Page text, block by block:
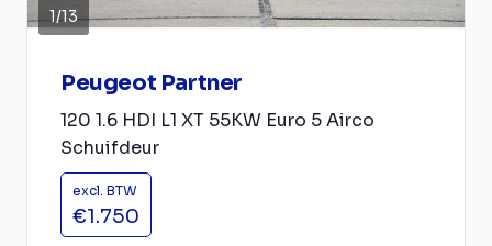
1/13
Peugeot Partner
120 1.6 HDI L1 XT 55KW Euro 5 Airco
Schuifdeur
excl. BTW
€1.750